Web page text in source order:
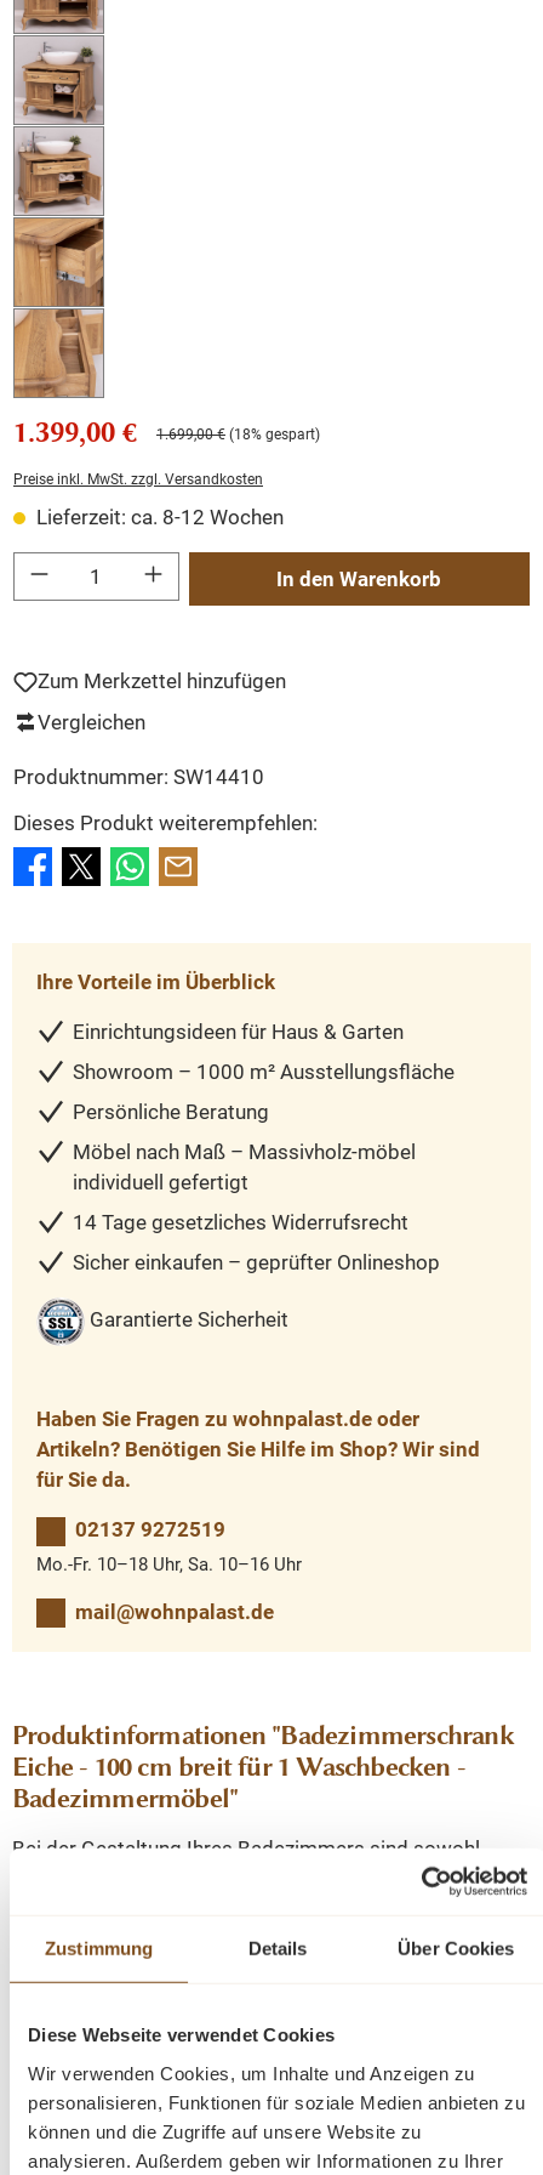
Zustimmung Details Über Cookies
Diese Webseite verwendet Cookies
Wir verwenden Cookies, um Inhalte und Anzeigen zu
personalisieren, Funktionen für soziale Medien anbieten zu
können und die Zugriffe auf unsere Website zu
analysieren. Außerdem geben wir Informationen zu Ihrer
1.399,00 € 1.699,00 € (18% gespart)
Preise inkl. MwSt. zzgl. Versandkosten
Lieferzeit: ca. 8-12 Wochen
Produkt Anzahl: Gib den gewünschten Wert ein oder benutze die Schaltflächen
In den Warenkorb
Zum Merkzettel hinzufügen
Vergleichen
Produktnummer: SW14410
Dieses Produkt weiterempfehlen:
Ihre Vorteile im Überblick
Einrichtungsideen für Haus & Garten
Showroom – 1000 m² Ausstellungsfläche
Persönliche Beratung
Möbel nach Maß – Massivholz-möbel
individuell gefertigt
14 Tage gesetzliches Widerrufsrecht
Sicher einkaufen – geprüfter Onlineshop
Garantierte Sicherheit
Haben Sie Fragen zu wohnpalast.de oder
Artikeln? Benötigen Sie Hilfe im Shop? Wir sind
für Sie da.
02137 9272519
Mo.-Fr. 10–18 Uhr, Sa. 10–16 Uhr
mail@wohnpalast.de
Produktinformationen "Badezimmerschrank
Eiche - 100 cm breit für 1 Waschbecken -
Badezimmermöbel"
Bei der Gestaltung Ihres Badezimmers sind sowohl
Funktionalität als auch Design von entscheidender
ist die perfekte Ergänzung für Ihr Badezimmer. Durch die
sich problemlos in jedes Zuhause integrieren und lässt
sich gut mit anderen Stilen kombinieren.
Bitte beachten Sie, dass das Waschbecken und der
Wasserhahn nicht im Preis enthalten sind.